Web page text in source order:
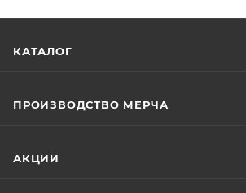
КАТАЛОГ
ПРОИЗВОДСТВО МЕРЧА
АКЦИИ